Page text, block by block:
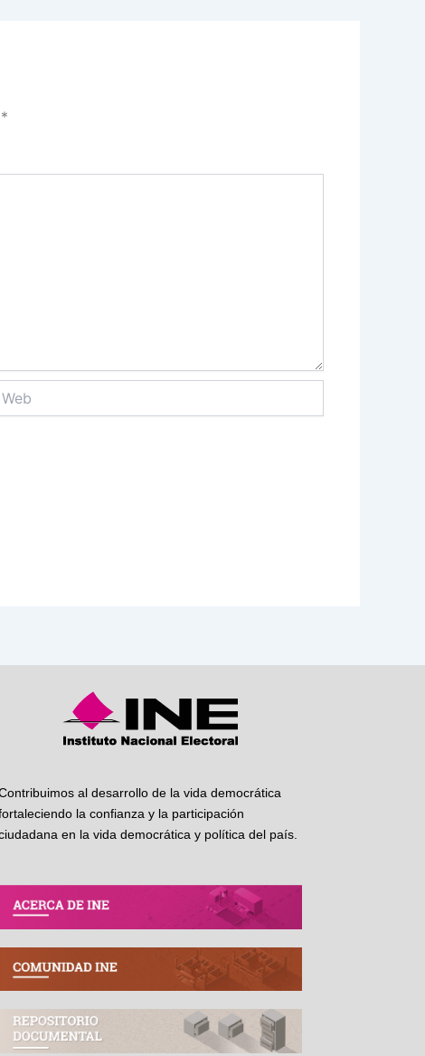
*
al desarrollo de la vida democrática
la confianza y la participación
en la vida democrática y política del país.